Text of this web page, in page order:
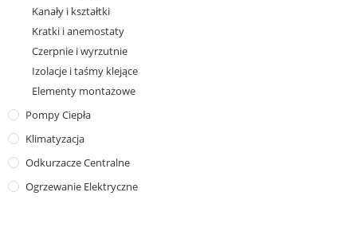
Kanały i kształtki
Kratki i anemostaty
Czerpnie i wyrzutnie
Izolacje i taśmy klejące
Elementy montażowe
Pompy Ciepła
Klimatyzacja
Odkurzacze Centralne
Ogrzewanie Elektryczne